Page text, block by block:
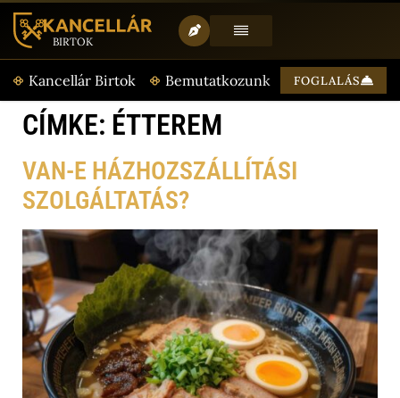
BIRTOK
Kancellár Birtok Bemutatkozunk Aktualitásaink
FOGLALÁS
CÍMKE: ÉTTEREM
VAN-E HÁZHOZSZÁLLÍTÁSI
SZOLGÁLTATÁS?